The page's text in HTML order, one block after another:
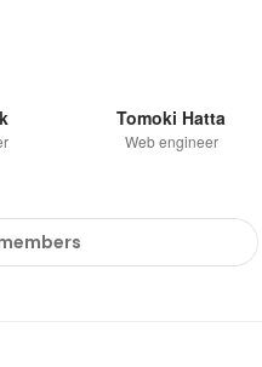
Tomoki Hatta
Web engineer